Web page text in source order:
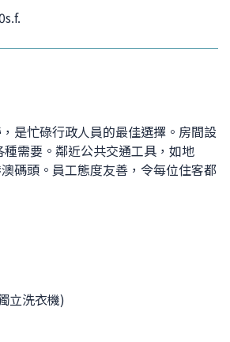
是忙碌行政人員的最佳選擇。房間設
需要。鄰近公共交通工具，如地
碼頭。員工態度友善，令每位住客都
立洗衣機)